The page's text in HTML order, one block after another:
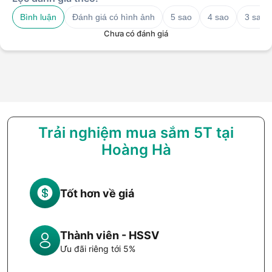
Khả năng bảo vệ màn hình toàn diện gấp 5 lần so với các
dòng kính dán truyền thống
Bình luận Đánh giá có hình ảnh 5 sao 4 sao
3 sao
Chưa có đánh giá
Trải nghiệm mua sắm 5T tại
Hoàng Hà
Tốt hơn về giá
Thành viên - HSSV
Ưu đãi riêng tới 5%